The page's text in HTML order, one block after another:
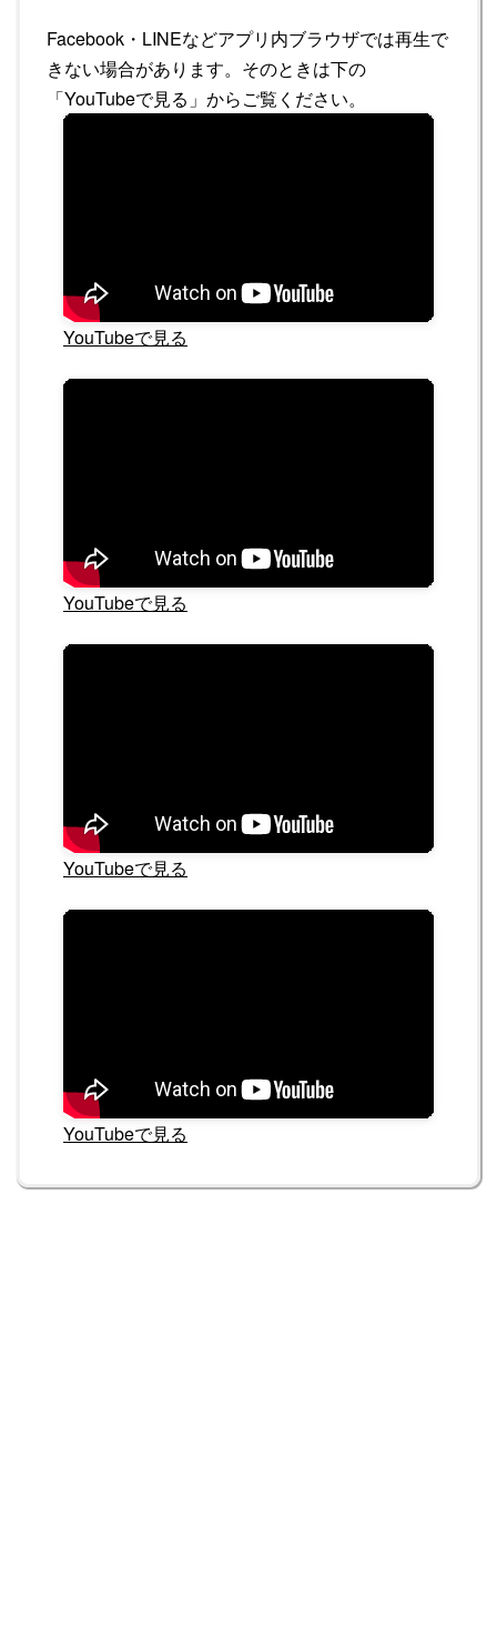
Facebook・LINEなどアプリ内ブラウザでは再生で
きない場合があります。そのときは下の
「YouTubeで見る」からご覧ください。
YouTubeで見る
YouTubeで見る
YouTubeで見る
YouTubeで見る